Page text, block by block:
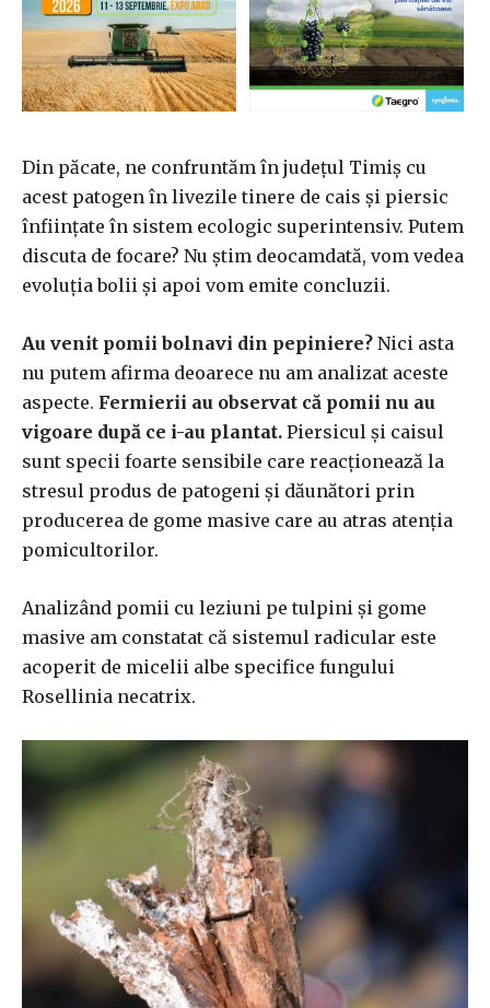
Din păcate, ne confruntăm în județul Timiș cu
acest patogen în livezile tinere de cais și piersic
înființate în sistem ecologic superintensiv. Putem
discuta de focare? Nu știm deocamdată, vom vedea
evoluția bolii și apoi vom emite concluzii.
Au venit pomii bolnavi din pepiniere? Nici asta
nu putem afirma deoarece nu am analizat aceste
aspecte. Fermierii au observat că pomii nu au
vigoare după ce i-au plantat. Piersicul și caisul
sunt specii foarte sensibile care reacționează la
stresul produs de patogeni și dăunători prin
producerea de gome masive care au atras atenția
pomicultorilor.
Analizând pomii cu leziuni pe tulpini și gome
masive am constatat că sistemul radicular este
acoperit de micelii albe specifice fungului
Rosellinia necatrix.